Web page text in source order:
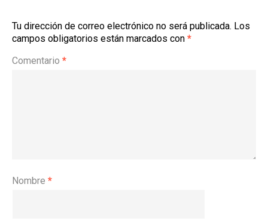
Tu dirección de correo electrónico no será publicada. Los
campos obligatorios están marcados con *
Comentario *
Nombre *